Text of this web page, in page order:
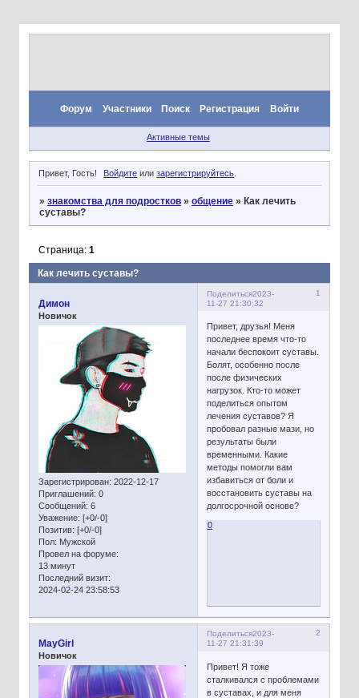
Форум Участники Поиск Регистрация Войти
Активные темы
Привет, Гость! Войдите илизарегистрируйтесь.
» знакомства для подростков » общение » Как лечить
суставы?
Как лечить суставы?
Страница: 1
Поделиться 1
2023-
11-27 21:30:32
Димон
Новичок
Зарегистрирован: 2022-12-17
Приглашений: 0
Сообщений: 6
Уважение: [+0/-0]
Позитив: [+0/-0]
Пол: Мужской
Провел на форуме:
13 минут
Последний визит:
2024-02-24 23:58:53
Привет, друзья! Меня
последнее время что-то
начали беспокоит суставы.
Болят, особенно после
после физических
нагрузок. Кто-то может
поделиться опытом
лечения суставов? Я
пробовал разные мази, но
результаты были
временными. Какие
методы помогли вам
избавиться от боли и
восстановить суставы на
долгосрочной основе?
0
Поделиться 2
2023-
11-27 21:31:39
MayGirl
Новичок
Привет! Я тоже
сталкивался с проблемами
в суставах, и для меня